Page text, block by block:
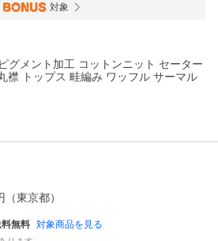
対象
グメント加工 コットンニット セーター
襟 トップス 畦編み ワッフル サーマル
（東京都）
無料 対象商品を見る